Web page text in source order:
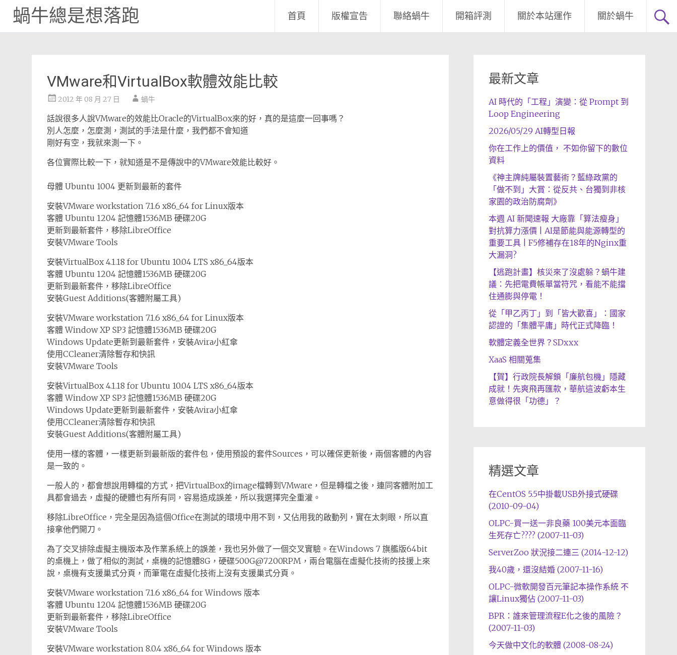
蝸牛總是想落跑 首頁 版權宣告 聯絡蝸牛 開箱評測 關於本站運作 關於蝸牛
VMware和VirtualBox軟體效能比較
2012 年 08 月 27 日 蝸牛
話說很多人說VMware的效能比Oracle的VirtualBox來的好，真的是這麼一回事嗎？
別人怎麼，怎麼測，測試的手法是什麼，我們都不會知道
剛好有空，我就來測一下。
各位實際比較一下，就知道是不是傳說中的VMware效能比較好。
母體 Ubuntu 1004 更新到最新的套件
安裝VMware workstation 7.1.6 x86_64 for Linux版本
客體 Ubuntu 1204 記憶體1536MB 硬碟20G
更新到最新套件，移除LibreOffice
安裝VMware Tools
安裝VirtualBox 4.1.18 for Ubuntu 10.04 LTS x86_64版本
客體 Ubuntu 1204 記憶體1536MB 硬碟20G
更新到最新套件，移除LibreOffice
安裝Guest Additions(客體附屬工具)
安裝VMware workstation 7.1.6 x86_64 for Linux版本
客體 Window XP SP3 記憶體1536MB 硬碟20G
Windows Update更新到最新套件，安裝Avira小紅傘
使用CCleaner清除暫存和快訊
安裝VMware Tools
安裝VirtualBox 4.1.18 for Ubuntu 10.04 LTS x86_64版本
客體 Window XP SP3 記憶體1536MB 硬碟20G
Windows Update更新到最新套件，安裝Avira小紅傘
使用CCleaner清除暫存和快訊
安裝Guest Additions(客體附屬工具)
使用一樣的客體，一樣更新到最新版的套件包，使用預設的套件Sources，可以確保更新後，兩個客體的內容
是一致的。
一般人的，都會想說用轉檔的方式，把VirtualBox的image檔轉到VMware，但是轉檔之後，連同客體附加工
具都會過去，虛擬的硬體也有所有同，容易造成誤差，所以我選擇完全重灌。
移除LibreOffice，完全是因為這個Office在測試的環境中用不到，又佔用我的啟動列，實在太刺眼，所以直
接拿他們開刀。
為了交叉排除虛擬主機版本及作業系統上的誤差，我也另外做了一個交叉實驗。在Windows 7 旗艦版64bit
的桌機上，做了相似的測試，桌機的記憶體8G，硬碟500G@7200RPM，兩台電腦在虛擬化技術的技援上來
說，桌機有支援巢式分頁，而筆電在虛擬化技術上沒有支援巢式分頁。
安裝VMware workstation 7.1.6 x86_64 for Windows 版本
客體 Ubuntu 1204 記憶體1536MB 硬碟20G
更新到最新套件，移除LibreOffice
安裝VMware Tools
安裝VMware workstation 8.0.4 x86_64 for Windows 版本
最新文章
AI 時代的「工程」演變：從 Prompt 到
Loop Engineering
2026/05/29 AI轉型日報
你在工作上的價值， 不如你留下的數位
資料
《神主牌純屬裝置藝術？藍綠政黨的
「做不到」大賞：從反共、台獨到非核
家園的政治防腐劑》
本週 AI 新聞速報 大廠靠「算法瘦身」
對抗算力漲價 | AI是節能與能源轉型的
重要工具 | F5修補存在18年的Nginx重
大漏洞?
【逃跑計畫】核災來了沒處躲？蝸牛建
議：先把電費帳單當符咒，看能不能擋
住通膨與停電！
從「甲乙丙丁」到「皆大歡喜」：國家
認證的「集體平庸」時代正式降臨！
軟體定義全世界？SDxxx
XaaS 相關蒐集
【賀】行政院長解鎖「廉航包機」隱藏
成就！先爽飛再匯款，華航這波虧本生
意做得很「功德」？
精選文章
在CentOS 5.5中掛載USB外接式硬碟
(2010-09-04)
OLPC-買一送一非良藥 100美元本面臨
生死存亡???? (2007-11-03)
ServerZoo 狀況接二連三 (2014-12-12)
我40歲，還沒結婚 (2007-11-16)
OLPC-微軟開發百元筆記本操作系統 不
讓Linux獨佔 (2007-11-03)
BPR：誰來管理流程E化之後的風險？
(2007-11-03)
今天做中文化的軟體 (2008-08-24)